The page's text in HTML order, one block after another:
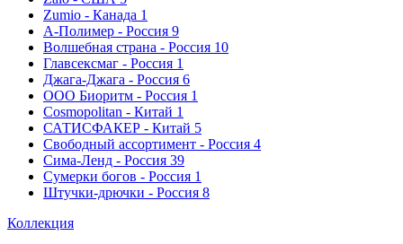
Zumio - Канада 1
А-Полимер - Россия 9
Волшебная страна - Россия 10
Главсексмаг - Россия 1
Джага-Джага - Россия 6
ООО Биоритм - Россия 1
Сosmopolitan - Китай 1
САТИСФАКЕР - Китай 5
Свободный ассортимент - Россия 4
Сима-Ленд - Россия 39
Сумерки богов - Россия 1
Штучки-дрючки - Россия 8
Коллекция